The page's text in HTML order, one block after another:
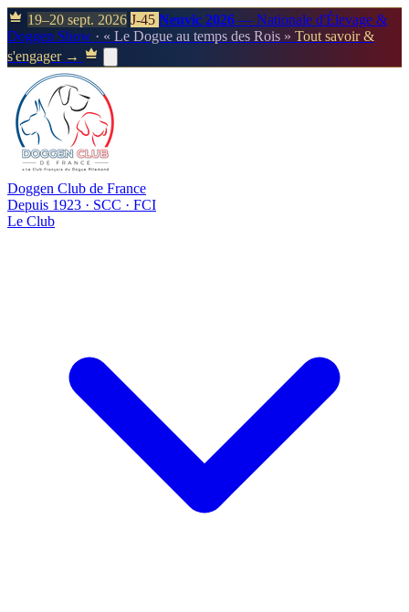
19–20 sept. 2026 J-45 Neuvic 2026 — Nationale d'Élevage &
Doggen Show · « Le Dogue au temps des Rois » Tout savoir &
s'engager →
Doggen Club de France
Depuis 1923 · SCC · FCI
Le Club